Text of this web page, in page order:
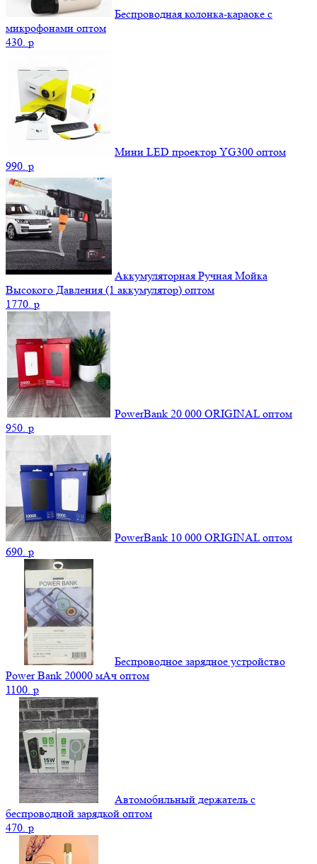
Беспроводная колонка-караоке с
микрофонами оптом
430. p
Мини LED проектор YG300 оптом
990. p
Аккумуляторная Ручная Мойка
Высокого Давления (1 аккумулятор) оптом
1770. p
PowerBank 20 000 ORIGINAL оптом
950. p
PowerBank 10 000 ORIGINAL оптом
690. p
Беспроводное зарядное устройство
Power Bank 20000 мАч оптом
1100. p
Автомобильный держатель с
беспроводной зарядкой оптом
470. p